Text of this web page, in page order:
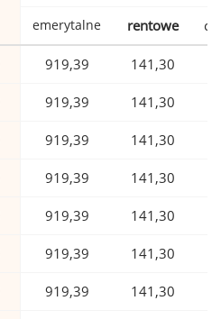
emerytalne rentowe
919,39 141,30
919,39 141,30
919,39 141,30
919,39 141,30
919,39 141,30
919,39 141,30
919,39 141,30